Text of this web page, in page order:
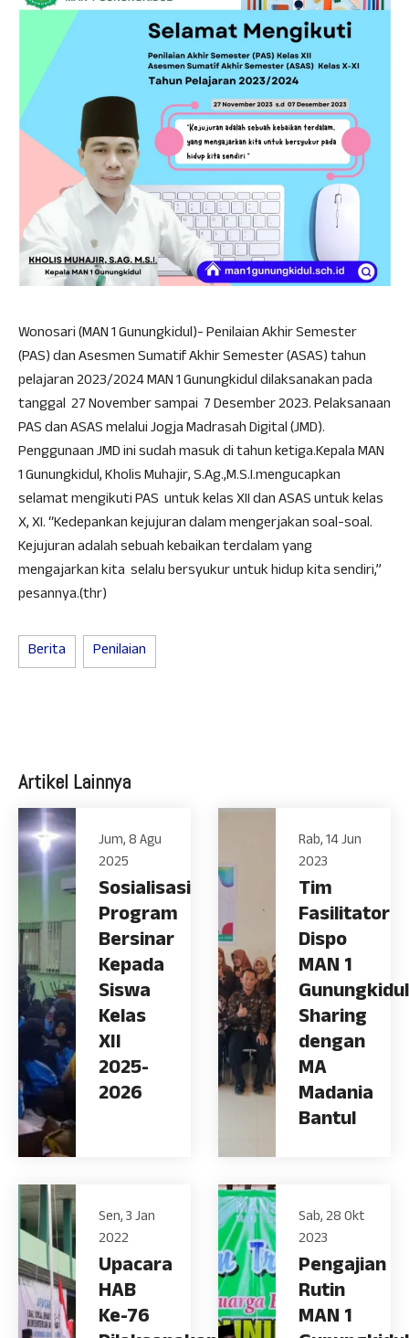
Wonosari (MAN 1 Gunungkidul)- Penilaian Akhir Semester
(PAS) dan Asesmen Sumatif Akhir Semester (ASAS) tahun
pelajaran 2023/2024 MAN 1 Gunungkidul dilaksanakan pada
tanggal 27 November sampai 7 Desember 2023. Pelaksanaan
PAS dan ASAS melalui Jogja Madrasah Digital (JMD).
Penggunaan JMD ini sudah masuk di tahun ketiga.Kepala MAN
1 Gunungkidul, Kholis Muhajir, S.Ag.,M.S.I.mengucapkan
selamat mengikuti PAS untuk kelas XII dan ASAS untuk kelas
X, XI. “Kedepankan kejujuran dalam mengerjakan soal-soal.
Kejujuran adalah sebuah kebaikan terdalam yang
mengajarkan kita selalu bersyukur untuk hidup kita sendiri,”
pesannya.(thr)
Berita Penilaian
Artikel Lainnya
Jum, 8 Agu
2025
Sosialisasi
Program
Bersinar
Kepada
Siswa
Kelas
XII
2025-
2026
Rab, 14 Jun
2023
Tim
Fasilitator
Dispo
MAN 1
Gunungkidul
Sharing
dengan
MA
Madania
Bantul
Sen, 3 Jan
2022
Upacara
HAB
Ke-76
Sab, 28 Okt
2023
Pengajian
Rutin
MAN 1